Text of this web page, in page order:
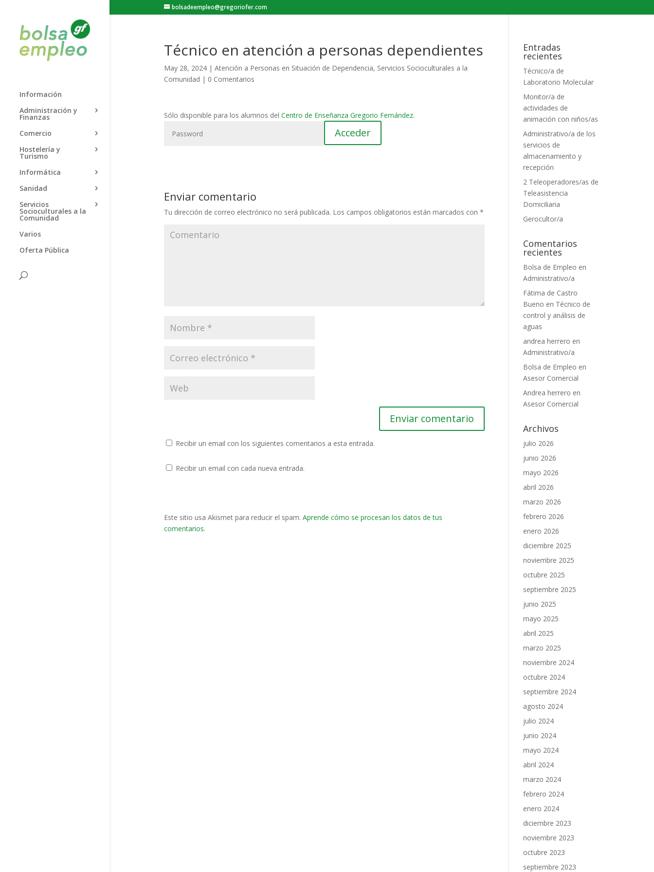
bolsadeempleo@gregoriofer.com
Información
Administración y
Finanzas
Comercio
Hostelería y
Turismo
Informática
Sanidad
Servicios
Socioculturales a la
Comunidad
Varios
Oferta Pública
Técnico en atención a personas dependientes
May 28, 2024| Atención a Personas en Situación de Dependencia, Servicios Socioculturales a la
Comunidad | 0 Comentarios
Sólo disponible para los alumnos del Centro de Enseñanza Gregorio Fernández.
Enviar comentario
Tu dirección de correo electrónico no será publicada. Los campos obligatorios están marcados con *
Recibir un email con los siguientes comentarios a esta entrada.
Recibir un email con cada nueva entrada.
Este sitio usa Akismet para reducir el spam. Aprende cómo se procesan los datos de tus
comentarios.
Entradas
recientes
Técnico/a de
Laboratorio Molecular
Monitor/a de
actividades de
animación con niños/as
Administrativo/a de los
servicios de
almacenamiento y
recepción
2 Teleoperadores/as de
Teleasistencia
Domiciliaria
Gerocultor/a
Comentarios
recientes
Bolsa de Empleo en
Administrativo/a
Fátima de Castro
Bueno en Técnico de
control y análisis de
aguas
andrea herrero en
Administrativo/a
Bolsa de Empleo en
Asesor Comercial
Andrea herrero en
Asesor Comercial
Archivos
julio 2026
junio 2026
mayo 2026
abril 2026
marzo 2026
febrero 2026
enero 2026
diciembre 2025
noviembre 2025
octubre 2025
septiembre 2025
junio 2025
mayo 2025
abril 2025
marzo 2025
noviembre 2024
octubre 2024
septiembre 2024
agosto 2024
julio 2024
junio 2024
mayo 2024
abril 2024
marzo 2024
febrero 2024
enero 2024
diciembre 2023
noviembre 2023
octubre 2023
septiembre 2023